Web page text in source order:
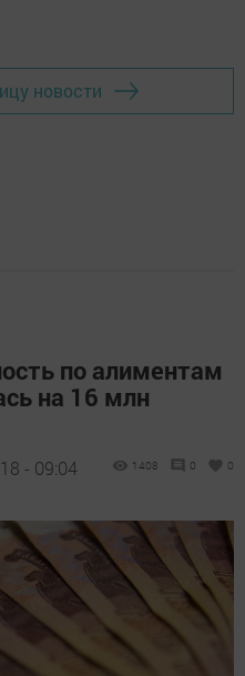
новости
по алиментам
на 16 млн
- 09:04 1408 0 0